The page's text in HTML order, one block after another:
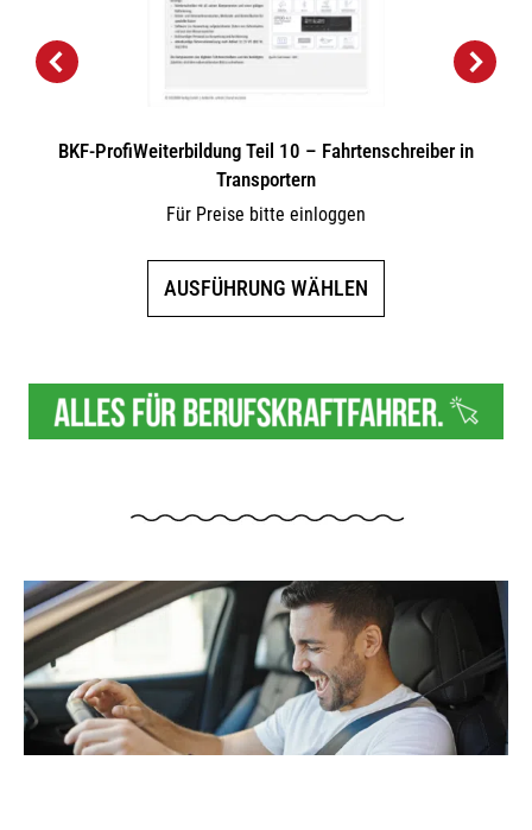
BKF-ProfiWeiterbildung Teil 10 – Fahrtenschreiber in
Transportern
Für Preise bitte einloggen
AUSFÜHRUNG WÄHLEN
Varianten
auf.
können
der
Produktseite
gewählt
werden